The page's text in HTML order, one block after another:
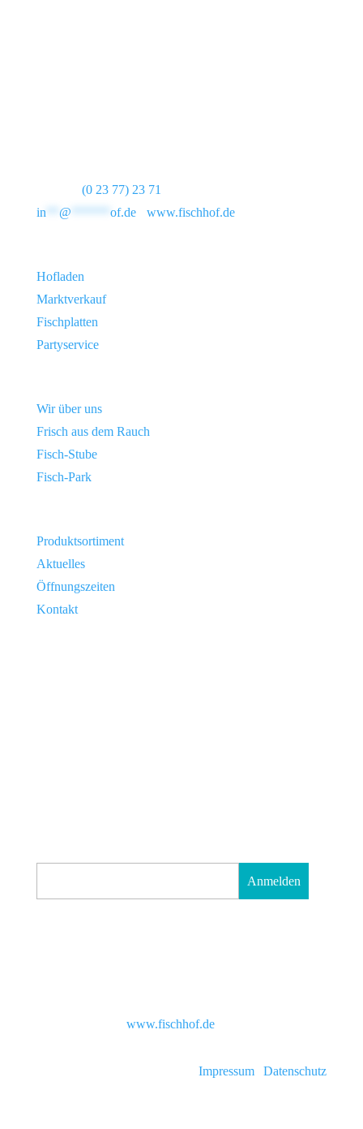
(0 23 77) 23 71
in
@ of.de· www.fischhof.de
Hofladen
Marktverkauf
Fischplatten
Partyservice
Wir über uns
Frisch aus dem Rauch
Fisch-Stube
Fisch-Park
Produktsortiment
Aktuelles
Öffnungszeiten
Kontakt
Anmelden
www.fischhof.de
Impressum |Datenschutz